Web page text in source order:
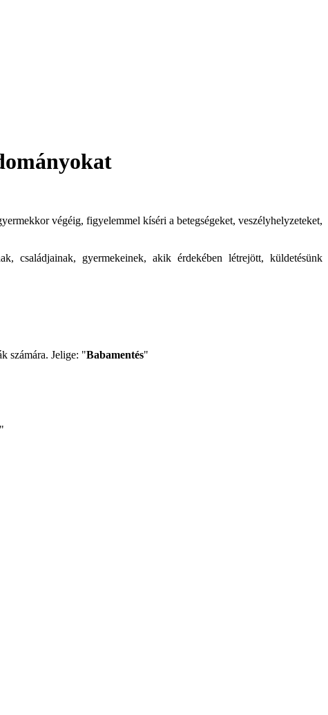
végéig, figyelemmel kíséri a betegségeket, veszélyhelyzeteket,
családjainak, gyermekeinek, akik érdekében létrejött, küldetésünk
számára. Jelige: "Babamentés"
"